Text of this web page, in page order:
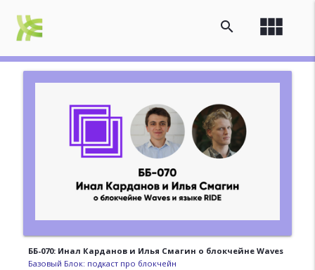
view_module
search
ББ-070: Инал Карданов и Илья Смагин о блокчейне Waves
Базовый Блок: подкаст про блокчейн